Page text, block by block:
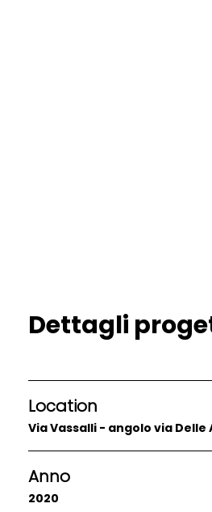
Dettagli
Location
Via Vassalli - angolo via Delle
Anno
2020